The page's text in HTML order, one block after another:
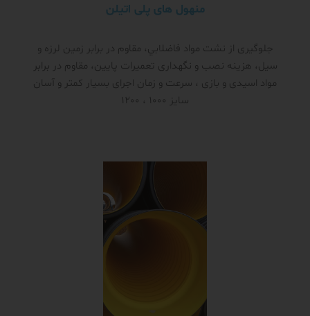
منهول های پلی اتیلن
جلوگیری از نشت مواد فاضلابي، مقاوم در برابر زمین لرزه و
سیل، هزینه نصب و نگهداری تعمیرات پایین، مقاوم در برابر
مواد اسیدی و بازی ، سرعت و زمان اجرای بسیار کمتر و آسان
سایز 1000 ، 1200